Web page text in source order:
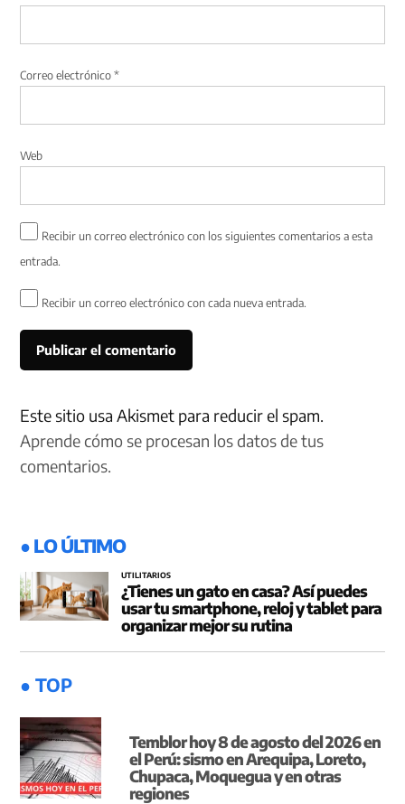
Correo electrónico*
Web
Recibir un correo electrónico con los siguientes comentarios a esta
entrada.
Recibir un correo electrónico con cada nueva entrada.
Este sitio usa Akismet para reducir el spam.
Aprende cómo se procesan los datos de tus
comentarios.
● LO ÚLTIMO
UTILITARIOS
¿Tienes un gato en casa? Así puedes
usar tu smartphone, reloj y tablet para
organizar mejor su rutina
● TOP
Temblor hoy 8 de agosto del 2026 en
el Perú: sismo en Arequipa, Loreto,
Chupaca, Moquegua y en otras
regiones